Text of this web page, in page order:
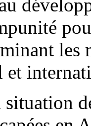
les
et